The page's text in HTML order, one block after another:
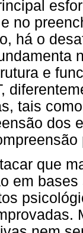
no
há o
e
tais
dos
que
em